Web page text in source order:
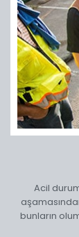
Acil
bunların